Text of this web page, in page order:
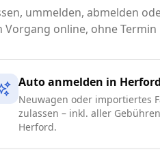
ummelden, abmelden
Vorgang online, ohne
Auto anmelden in Herford
Neuwagen oder importiertes
zulassen – inkl. aller
Herford.